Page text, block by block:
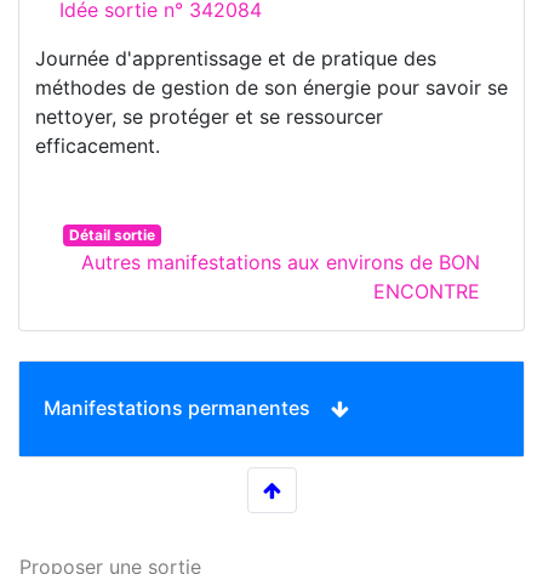
Idée sortie n° 342084
Journée d'apprentissage et de pratique des
méthodes de gestion de son énergie pour savoir se
nettoyer, se protéger et se ressourcer
efficacement.
Détail sortie
Autres manifestations aux environs de BON
ENCONTRE
Manifestations permanentes
Proposer une sortie